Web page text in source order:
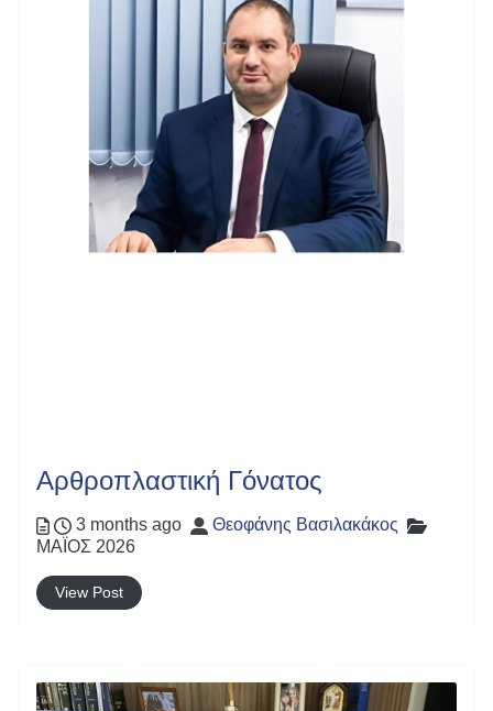
Αρθροπλαστική Γόνατος
Posted
3 months ago Author
Θεοφάνης Βασιλακάκος
ΜΑΪΟΣ 2026
View Post